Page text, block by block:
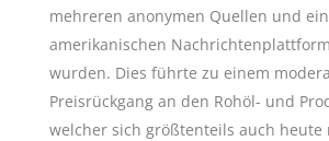
mehreren anonymen Quellen und
amerikanischen
wurden. Dies führte zu einem
Preisrückgang an den Rohöl- und
welcher sich größtenteils auch heute